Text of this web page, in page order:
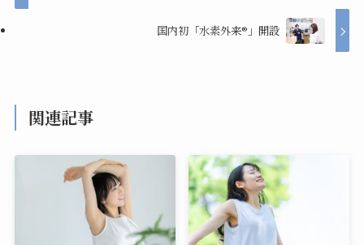
国内初「水素外来®️」開設
関連記事